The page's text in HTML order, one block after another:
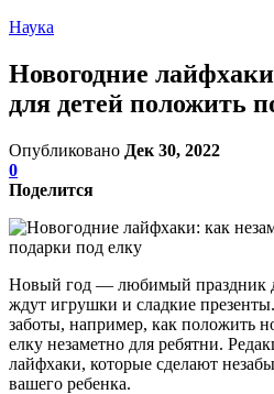
Наука
Новогодние
для детей положить
Опубликовано Дек 30, 2022
0
Поделится
Новый год ― любимый праздник
ждут игрушки и сладкие
заботы, например, как положить
елку незаметно для ребятни.
лайфхаки, которые сделают
вашего ребенка.